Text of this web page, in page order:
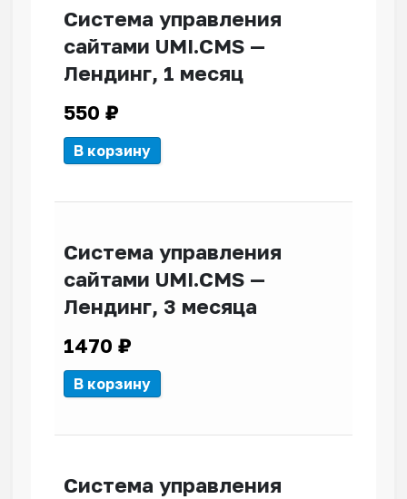
Система управления
сайтами UMI.CMS —
Лендинг, 1 месяц
550 ₽
В корзину
Система управления
сайтами UMI.CMS —
Лендинг, 3 месяца
1470 ₽
В корзину
Система управления